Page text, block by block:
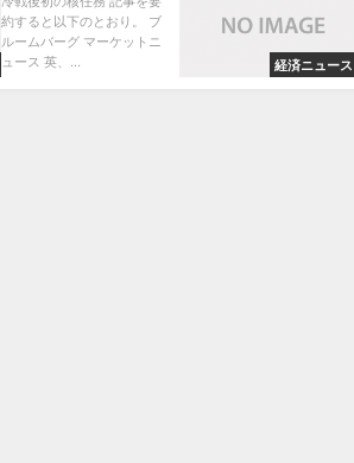
約すると以下のとおり。 ブ
ルームバーグ マーケットニ
ュース 英、...
経済ニュース